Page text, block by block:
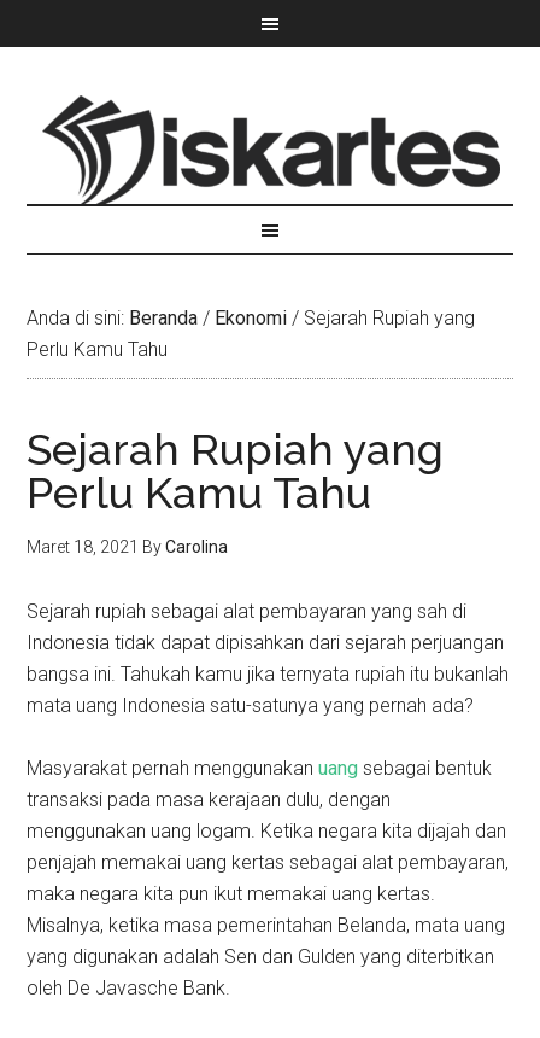
Anda di sini: Beranda / Ekonomi / Sejarah Rupiah yang
Perlu Kamu Tahu
Sejarah Rupiah yang
Perlu Kamu Tahu
Maret 18, 2021 ByCarolina
Sejarah rupiah sebagai alat pembayaran yang sah di
Indonesia tidak dapat dipisahkan dari sejarah perjuangan
bangsa ini. Tahukah kamu jika ternyata rupiah itu bukanlah
mata uang Indonesia satu-satunya yang pernah ada?
Masyarakat pernah menggunakanuang sebagai bentuk
transaksi pada masa kerajaan dulu, dengan
menggunakan uang logam. Ketika negara kita dijajah dan
penjajah memakai uang kertas sebagai alat pembayaran,
maka negara kita pun ikut memakai uang kertas.
Misalnya, ketika masa pemerintahan Belanda, mata uang
yang digunakan adalah Sen dan Gulden yang diterbitkan
oleh De Javasche Bank.